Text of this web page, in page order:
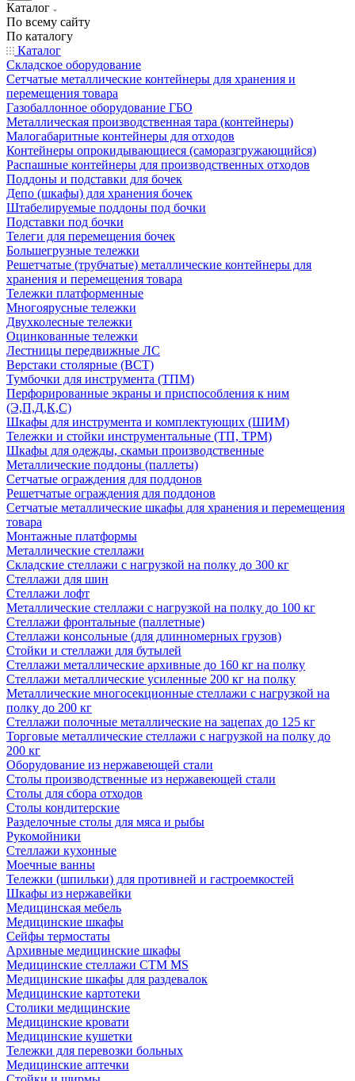
Каталог
По всему сайту
По каталогу
Каталог
Складское оборудование
Сетчатые металлические контейнеры для хранения и
перемещения товара
Газобаллонное оборудование ГБО
Металлическая производственная тара (контейнеры)
Малогабаритные контейнеры для отходов
Контейнеры опрокидывающиеся (саморазгружающийся)
Распашные контейнеры для производственных отходов
Поддоны и подставки для бочек
Депо (шкафы) для хранения бочек
Штабелируемые поддоны под бочки
Подставки под бочки
Телеги для перемещения бочек
Большегрузные тележки
Решетчатые (трубчатые) металлические контейнеры для
хранения и перемещения товара
Тележки платформенные
Многоярусные тележки
Двухколесные тележки
Оцинкованные тележки
Лестницы передвижные ЛС
Верстаки столярные (ВСТ)
Тумбочки для инструмента (ТПМ)
Перфорированные экраны и приспособления к ним
(Э,П,Д,К,С)
Шкафы для инструмента и комплектующих (ШИМ)
Тележки и стойки инструментальные (ТП, ТРМ)
Шкафы для одежды, скамьи производственные
Металлические поддоны (паллеты)
Сетчатые ограждения для поддонов
Решетчатые ограждения для поддонов
Сетчатые металлические шкафы для хранения и перемещения
товара
Монтажные платформы
Металлические стеллажи
Складские стеллажи с нагрузкой на полку до 300 кг
Стеллажи для шин
Стеллажи лофт
Металлические стеллажи с нагрузкой на полку до 100 кг
Стеллажи фронтальные (паллетные)
Стеллажи консольные (для длинномерных грузов)
Стойки и стеллажи для бутылей
Стеллажи металлические архивные до 160 кг на полку
Стеллажи металлические усиленные 200 кг на полку
Металлические многосекционные стеллажи с нагрузкой на
полку до 200 кг
Стеллажи полочные металлические на зацепах до 125 кг
Торговые металлические стеллажи с нагрузкой на полку до
200 кг
Оборудование из нержавеющей стали
Столы производственные из нержавеющей стали
Столы для сбора отходов
Столы кондитерские
Разделочные столы для мяса и рыбы
Рукомойники
Стеллажи кухонные
Моечные ванны
Тележки (шпильки) для противней и гастроемкостей
Шкафы из нержавейки
Медицинская мебель
Медицинские шкафы
Сейфы термостаты
Архивные медицинские шкафы
Медицинские стеллажи CTM MS
Медицинские шкафы для раздевалок
Медицинские картотеки
Столики медицинские
Медицинские кровати
Медицинские кушетки
Тележки для перевозки больных
Медицинские аптечки